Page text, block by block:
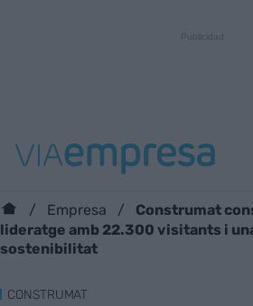
Empresa
Construmat
lideratge amb 22.300 visitants i
sostenibilitat
CONSTRUMAT